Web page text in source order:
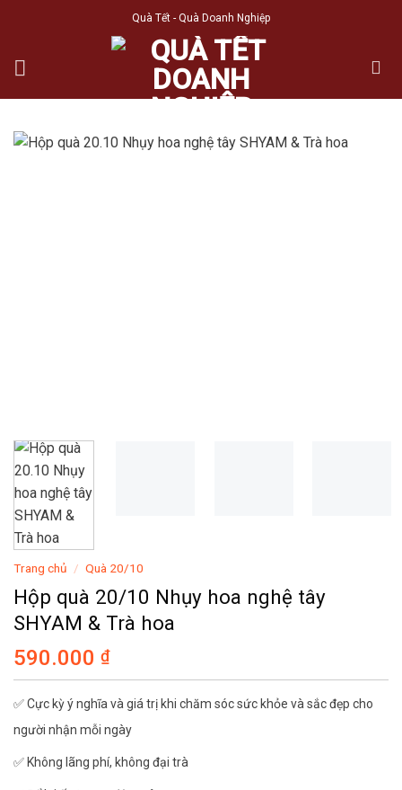
content
Quà Tết - Quà Doanh Nghiệp
Trang chủ / Quà 20/10
Hộp quà 20/10 Nhụy hoa nghệ tây
SHYAM & Trà hoa
590.000 ₫
✅ Cực kỳ ý nghĩa và giá trị khi chăm sóc sức khỏe và sắc đẹp cho
người nhận mỗi ngày
✅ Không lãng phí, không đại trà